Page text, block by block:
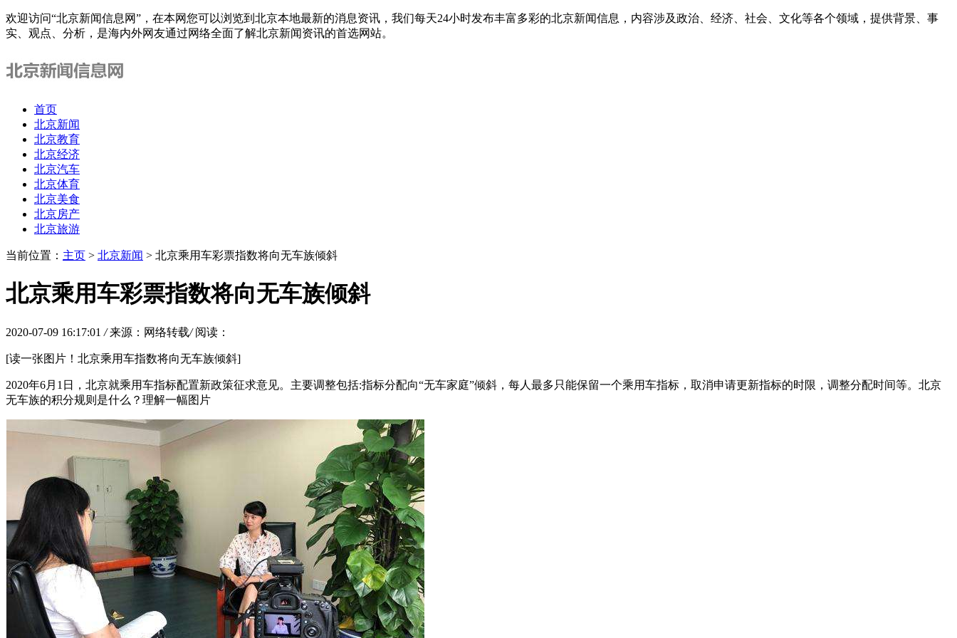
欢迎访问“北京新闻信息网”，在本网您可以浏览到北京本地最新的消息资讯，我们每天24小时发布丰富多彩的北京新闻信息，内容涉及政治、经济、社会、文化等各个领域，提供背景、事
实、观点、分析，是海内外网友通过网络全面了解北京新闻资讯的首选网站。
首页
北京新闻
北京教育
北京经济
北京汽车
北京体育
北京美食
北京房产
北京旅游
当前位置： 主页 > 北京新闻 > 北京乘用车彩票指数将向无车族倾斜
北京乘用车彩票指数将向无车族倾斜
2020-07-09 16:17:01 / 来源：网络转载/ 阅读：
[读一张图片！北京乘用车指数将向无车族倾斜]
2020年6月1日，北京就乘用车指标配置新政策征求意见。主要调整包括:指标分配向“无车家庭”倾斜，每人最多只能保留一个乘用车指标，取消申请更新指标的时限，调整分配时间等。北京
无车族的积分规则是什么？理解一幅图片